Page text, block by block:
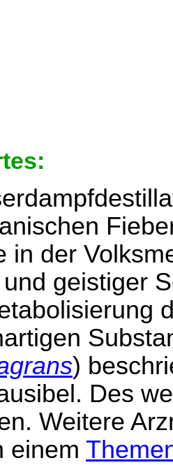
in der
geistiger
)
Des
Weitere
einem